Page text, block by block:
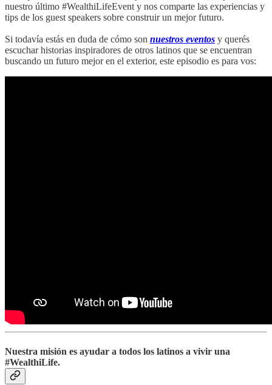
nuestro último #WealthiLifeEvent y nos comparte las experiencias y
tips de los guest speakers sobre construir un mejor futuro.
Si todavía estás en duda de cómo son nuestros eventos y querés
escuchar historias inspiradores de otros latinos que se encuentran
buscando un futuro mejor en el exterior, este episodio es para vos:
Nuestra misión es ayudar a todos los latinos a vivir una
#WealthiLife.